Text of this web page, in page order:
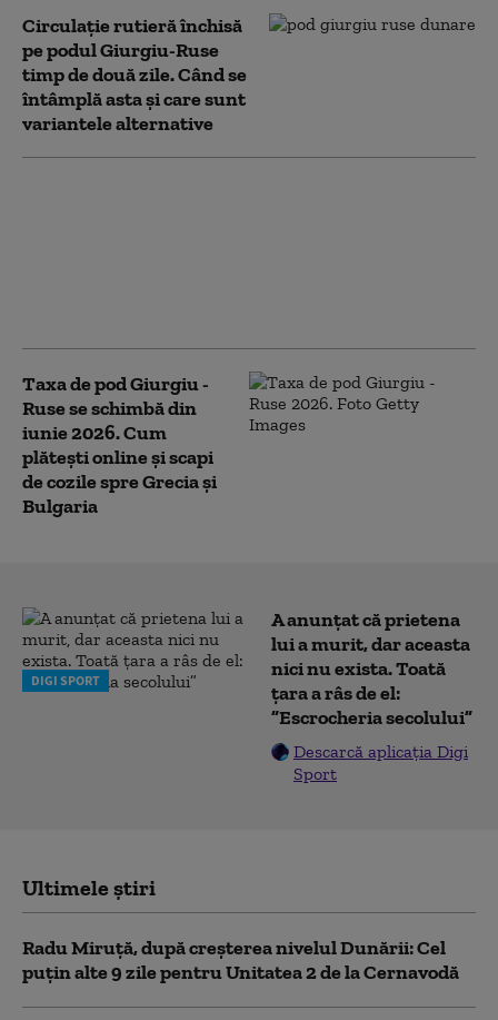
Circulaţie rutieră închisă
pe podul Giurgiu-Ruse
timp de două zile. Când se
întâmplă asta și care sunt
variantele alternative
Taxa de pod Giurgiu -
Ruse se schimbă din
iunie 2026. Cum
plătești online și scapi
de cozile spre Grecia și
Bulgaria
DIGI SPORT
A anunțat că prietena
lui a murit, dar aceasta
nici nu exista. Toată
țara a râs de el:
”Escrocheria secolului”
Descarcă aplicația Digi
Sport
Ultimele știri
Radu Miruță, după creșterea nivelul Dunării: Cel
puțin alte 9 zile pentru Unitatea 2 de la Cernavodă